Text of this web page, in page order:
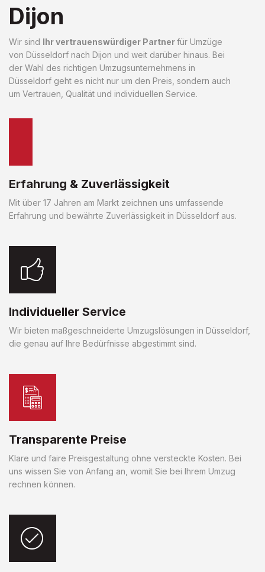
Dijon
Wir sind Ihr vertrauenswürdiger Partnerfür Umzüge
von Düsseldorf nach Dijon und weit darüber hinaus. Bei
der Wahl des richtigen Umzugsunternehmens in
Düsseldorf geht es nicht nur um den Preis, sondern auch
um Vertrauen, Qualität und individuellen Service.
Erfahrung & Zuverlässigkeit
Mit über 17 Jahren am Markt zeichnen uns umfassende
Erfahrung und bewährte Zuverlässigkeit in Düsseldorf aus.
Individueller Service
Wir bieten maßgeschneiderte Umzugslösungen in Düsseldorf,
die genau auf Ihre Bedürfnisse abgestimmt sind.
Transparente Preise
Klare und faire Preisgestaltung ohne versteckte Kosten. Bei
uns wissen Sie von Anfang an, womit Sie bei Ihrem Umzug
rechnen können.